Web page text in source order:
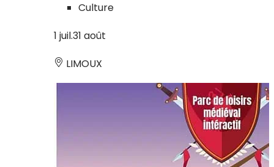
Culture
1 juil.31 août
LIMOUX